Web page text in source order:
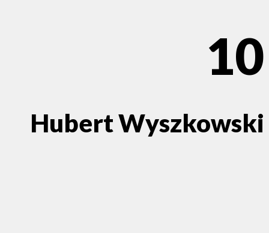
10
Hubert Wyszkowski